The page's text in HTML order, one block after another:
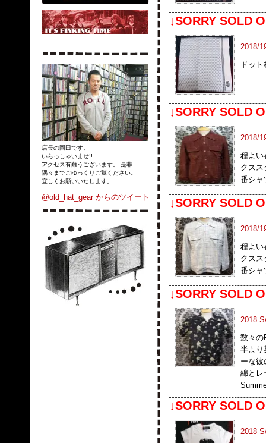
店長の岡田です。
いらっしゃいませ!!
アクセス有難うございます。 是非
隅々までごゆっくりご覧ください。
宜しくお願いいたします。
@old_hat_gear からのツイート
↓SORRY SOLD
2018/
ドッ
↓SORRY SOLD
2018/
程よい
クスス
番シャ
↓SORRY SOLD
2018/
程よい
クスス
番シャ
↓SORRY SOLD
2018
数々の
半より
ーな彼
綿とレ
↓SORRY SOLD
2018